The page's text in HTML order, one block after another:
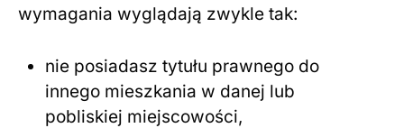
wymagania wyglądają zwykle tak:
nie posiadasz tytułu prawnego do
innego mieszkania w danej lub
pobliskiej miejscowości,